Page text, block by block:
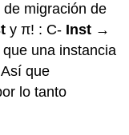
de migración de
y π! : C- Inst →
una instancia
que
lo tanto